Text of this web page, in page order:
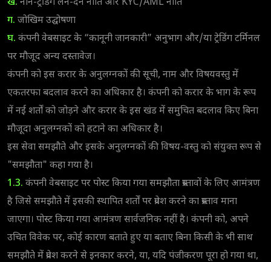
ख. नॉन-ट्रेडिंग लेन-देन नीति और KYC/AML नीति
ग. जोखिम उद्घोषणा
घ. कंपनी वेबसाइट के “कानूनी जानकारी” अनुभाग और/या ट्रेडिंग टर्मिनल
पर मौजूद अन्य दस्तावेज।
कंपनी को इस करार के अनुलग्नकों की सूची, नाम और विषयवस्तु में
एकतरफा बदलाव करने का अधिकार है। कंपनी को करार के भाग के रूप
में नई शर्तों को जोड़ने और करार के इस खंड में समुचित बदलाव किए बिना
मौजूदा अनुलग्नकों को हटाने का अधिकार है।
इस सेवा समझौते और इसके अनुलग्नकों की विषय-वस्तु को संयुक्त रूप से
"समझौता" कहा गया है।
1.3. कंपनी वेबसाइट पर पोस्ट किया गया समझौता प्रस्तावों के लिए आमंत्रण
है जिसे समझौते में इसकी स्थापित शर्तों पर प्रवेश करने का प्रस्ताव माना
जाएगा। पोस्ट किया गया आमंत्रण सार्वजनिक नहीं है। कंपनी को, अपने
उचित विवेक पर, कोई कारण बताते हुए या बताए बिना किसी के भी साथ
समझौते में प्रवेश करने से इनकार करने, या, यदि पंजीकरण पूरा हो गया था,